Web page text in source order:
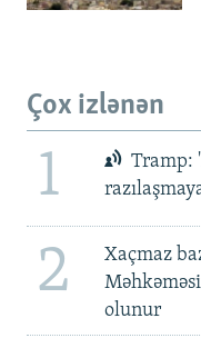
Çox izlənən
1
Tramp:
2
Xaçmaz
olunur